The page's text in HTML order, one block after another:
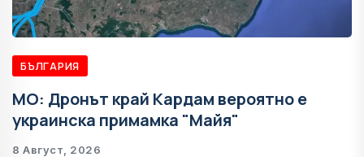
БЪЛГАРИЯ
МО: Дронът край Кардам вероятно е
украинска примамка "Майя"
8 Август, 2026